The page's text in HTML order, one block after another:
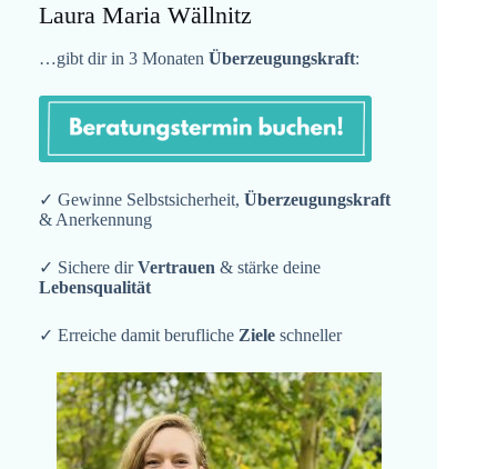
Laura Maria Wällnitz
…gibt dir in 3 Monaten Überzeugungskraft:
✓ Gewinne Selbstsicherheit, Überzeugungskraft
& Anerkennung
✓ Sichere dirVertrauen & stärke deine
Lebensqualität
✓ Erreiche damit berufliche Ziele schneller